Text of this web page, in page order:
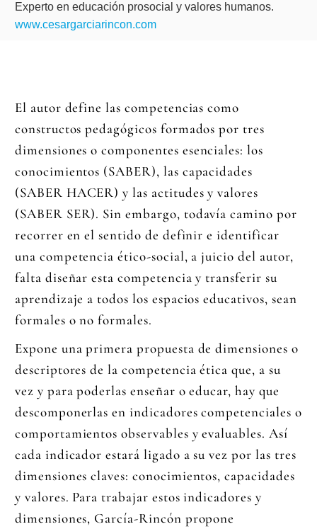
Experto en educación prosocial y valores humanos.
www.cesargarciarincon.com
El autor define las competencias como
constructos pedagógicos formados por tres
dimensiones o componentes esenciales: los
conocimientos (SABER), las capacidades
(SABER HACER) y las actitudes y valores
(SABER SER). Sin embargo, todavía camino por
recorrer en el sentido de definir e identificar
una competencia ético-social, a juicio del autor,
falta diseñar esta competencia y transferir su
aprendizaje a todos los espacios educativos, sean
formales o no formales.
Expone una primera propuesta de dimensiones o
descriptores de la competencia ética que, a su
vez y para poderlas enseñar o educar, hay que
descomponerlas en indicadores competenciales o
comportamientos observables y evaluables. Así
cada indicador estará ligado a su vez por las tres
dimensiones claves: conocimientos, capacidades
y valores. Para trabajar estos indicadores y
dimensiones, García-Rincón propone